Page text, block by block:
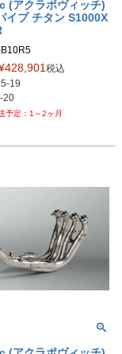
(アクラポヴィッチ)
イプ チタン S1000X
428,901 税込
19
1～2ヶ月